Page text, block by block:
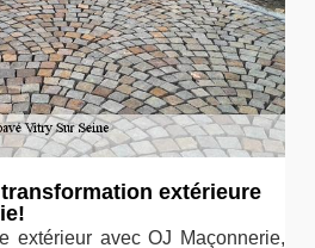
extérieure
extérieur avec OJ Maçonnerie,